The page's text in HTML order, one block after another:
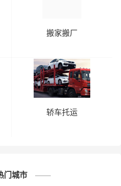
# 物流公司
搬家搬厂
轿车托运
门城市